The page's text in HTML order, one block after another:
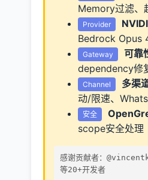
Memory过滤、
Provider
Bedrock Opus
Gateway 可靠
dependency修
Channel 多渠
动/限速、
安全
scope安全处理
感谢贡献者：
等20+开发者